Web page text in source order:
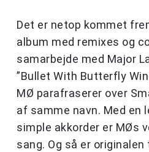
Det er netop kommet
album med remixes og
samarbejde med Major
”Bullet With Butterfly
MØ parafraserer over
af samme navn. Med
simple akkorder er MØs
sang. Og så er